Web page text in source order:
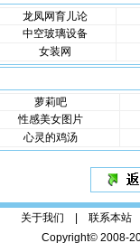
龙凤网育儿论
中空玻璃设备
女装网
萝莉吧
性感美女图片
心灵的鸡汤
关于我们 | 联系本站
Copyright© 2008-